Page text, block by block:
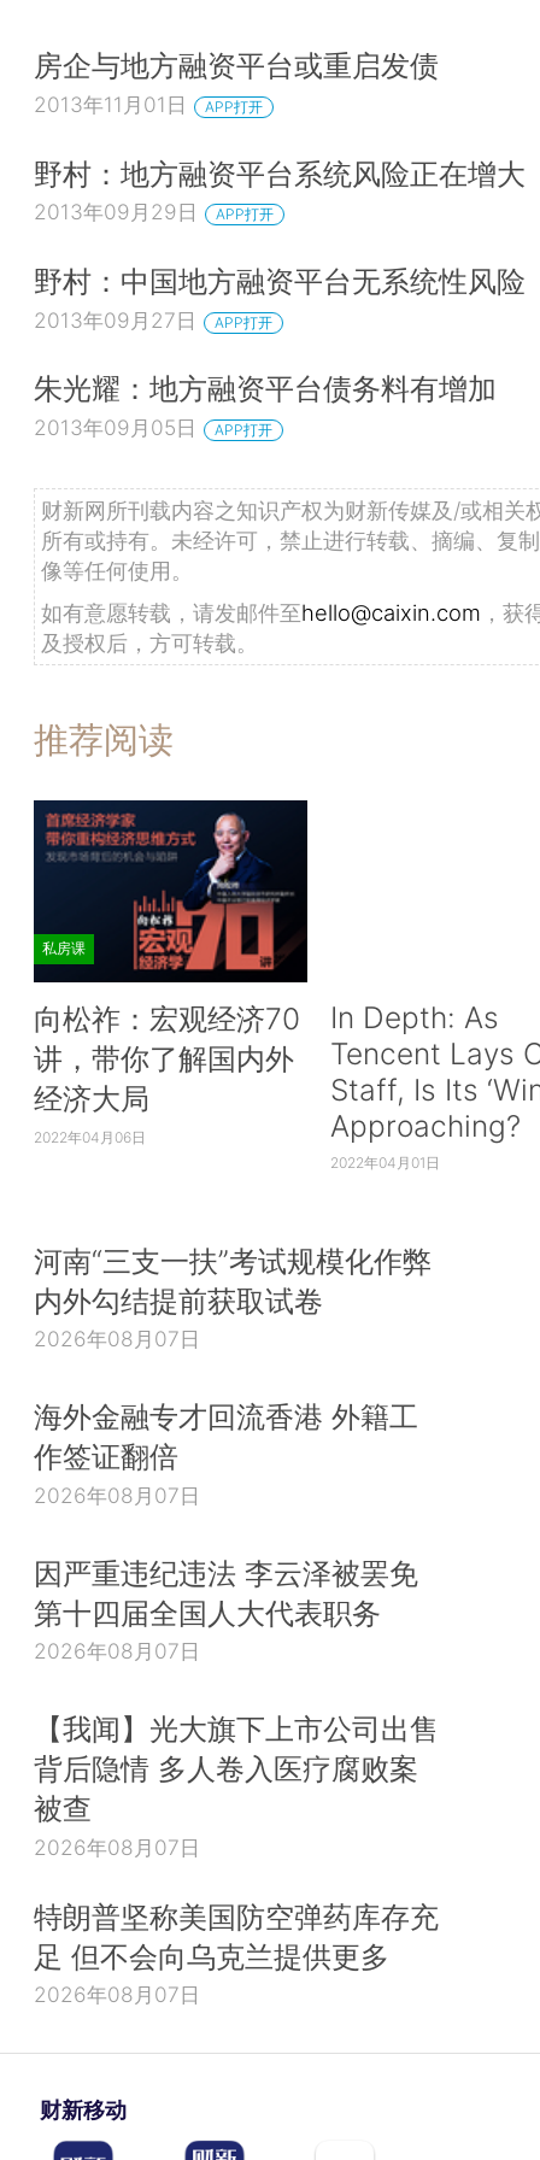
房企与地方融资平台或重启发债
2013年11月01日 APP打开
野村：地方融资平台系统风险正在增大
2013年09月29日 APP打开
野村：中国地方融资平台无系统性风险
2013年09月27日 APP打开
朱光耀：地方融资平台债务料有增加
2013年09月05日 APP打开
财新网所刊载内容之知识产权为财新传媒及/或相关
所有或持有。未经许可，禁止进行转载、摘编、复
像等任何使用。
如有意愿转载，请发邮件至hello@caixin.com ，获
及授权后，方可转载。
推荐阅读
私房课
向松祚：宏观经济70
讲，带你了解国内外
经济大局
2022年04月06日
In Depth: As
Tencent Lays
Staff, Is Its
Approaching?
2022年04月01日
河南“三支一扶”考试规模化作弊
内外勾结提前获取试卷
2026年08月07日
海外金融专才回流香港 外籍工
作签证翻倍
2026年08月07日
因严重违纪违法 李云泽被罢免
第十四届全国人大代表职务
2026年08月07日
【我闻】光大旗下上市公司出售
背后隐情 多人卷入医疗腐败案
被查
2026年08月07日
特朗普坚称美国防空弹药库存充
足 但不会向乌克兰提供更多
2026年08月07日
财新移动